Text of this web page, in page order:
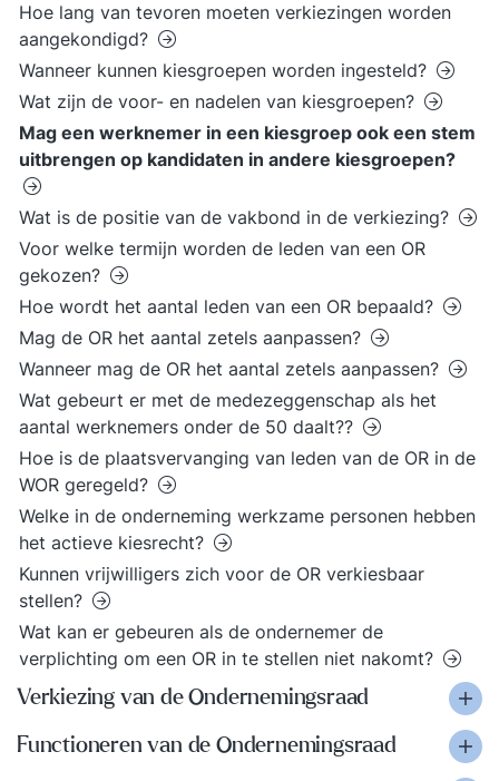
Hoe lang van tevoren moeten verkiezingen worden
aangekondigd?
Wanneer kunnen kiesgroepen worden ingesteld?
Wat zijn de voor- en nadelen van kiesgroepen?
Mag een werknemer in een kiesgroep ook een stem
uitbrengen op kandidaten in andere kiesgroepen?
Wat is de positie van de vakbond in de verkiezing?
Voor welke termijn worden de leden van een OR
gekozen?
Hoe wordt het aantal leden van een OR bepaald?
Mag de OR het aantal zetels aanpassen?
Wanneer mag de OR het aantal zetels aanpassen?
Wat gebeurt er met de medezeggenschap als het
aantal werknemers onder de 50 daalt??
Hoe is de plaatsvervanging van leden van de OR in de
WOR geregeld?
Welke in de onderneming werkzame personen hebben
het actieve kiesrecht?
Kunnen vrijwilligers zich voor de OR verkiesbaar
stellen?
Wat kan er gebeuren als de ondernemer de
verplichting om een OR in te stellen niet nakomt?
Verkiezing van de Ondernemingsraad
Functioneren van de Ondernemingsraad